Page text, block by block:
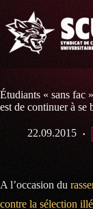
contenu
Étudiants « sans fac
est de continuer à se
22.09.2015
A l’occasion du
contre la sélection